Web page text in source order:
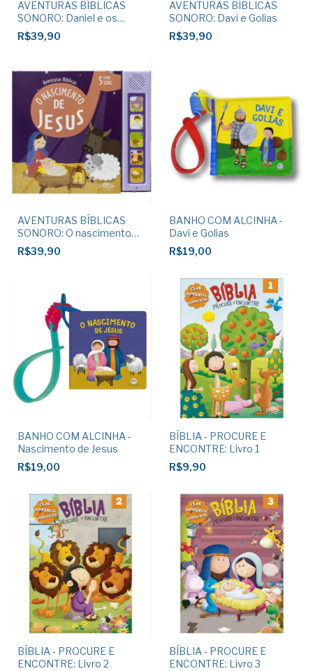
AVENTURAS BÍBLICAS
SONORO: Daniel e os
Leões
R$39,90
AVENTURAS BÍBLICAS
SONORO: Davi e Golias
R$39,90
AVENTURAS BÍBLICAS
SONORO: O nascimento
de Jesus
R$39,90
BANHO COM ALCINHA -
Davi e Golias
R$19,00
BANHO COM ALCINHA -
Nascimento de Jesus
R$19,00
BÍBLIA - PROCURE E
ENCONTRE: Livro 1
R$9,90
BÍBLIA - PROCURE E
ENCONTRE: Livro 2
BÍBLIA - PROCURE E
ENCONTRE: Livro 3